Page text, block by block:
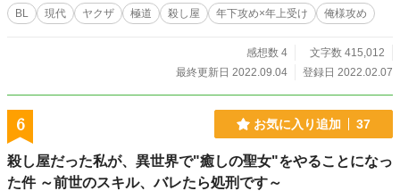
兼総務総括長兼秘書室室長(G.A.D OP division) Height:175/W
eight:53/Age:32 成田 久志 Hisashi Narita 仁流会鬼塚組 舎
宮 或人 Aruto Amamiya 仁流会裏鬼頭組に所属。静の護衛。
Height:183/Weight:75/Age:? 佐野 鷹千穗Takachiho Sano 仁
御園 斎門 Saimon Misono 仁流会鬼頭組若頭付。実家は伝統
BL 現代 ヤクザ 極道 殺し屋 年下攻め×年上受け 俺様攻め
感想数 4
文字数 415,012
最終更新日 2022.09.04
登録日 2022.02.07
6 お気に入り追加 37
殺し屋だった私が、異世界で"癒しの聖女"をやることになっ
た件 ～前世のスキル、バレたら処刑です～